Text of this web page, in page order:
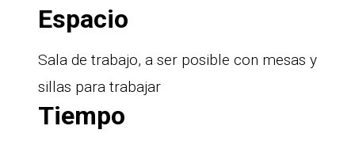
Espacio
Sala de trabajo, a ser posible con mesas y
sillas para trabajar
Tiempo